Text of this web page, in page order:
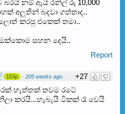
නම් ඇයි රනිල් රු 10,000
අලුතින් බදවා ගත්තාද..
කරපු එකෙක් තමා..
සහන දෙයි..
Report
+27
153p · 205 weeks ago
හැත්තක් තවම රටේ
කරයි...හැබැයි ටිකක් රෑ වෙයි